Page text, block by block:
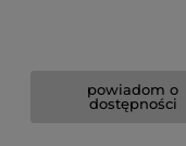
powiadom o
dostępności